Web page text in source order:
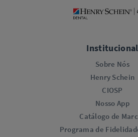
Institucional
Sobre Nós
Henry Schein
CIOSP
Nosso App
Catálogo de
Programa de